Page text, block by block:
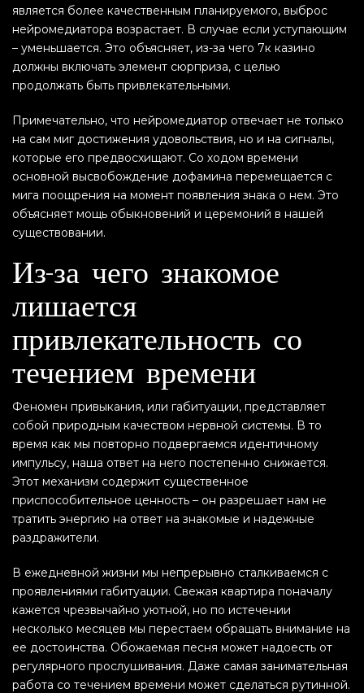
является более качественным планируемого, выброс
нейромедиатора возрастает. В случае если уступающим
– уменьшается. Это объясняет, из-за чего 7к казино
должны включать элемент сюрприза, с целью
продолжать быть привлекательными.
Примечательно, что нейромедиатор отвечает не только
на сам миг достижения удовольствия, но и на сигналы,
которые его предвосхищают. Со ходом времени
основной высвобождение дофамина перемещается с
мига поощрения на момент появления знака о нем. Это
объясняет мощь обыкновений и церемоний в нашей
существовании.
Из-за чего знакомое
лишается
привлекательность со
течением времени
Феномен привыкания, или габитуации, представляет
собой природным качеством нервной системы. В то
время как мы повторно подвергаемся идентичному
импульсу, наша ответ на него постепенно снижается.
Этот механизм содержит существенное
приспособительное ценность – он разрешает нам не
тратить энергию на ответ на знакомые и надежные
раздражители.
В ежедневной жизни мы непрерывно сталкиваемся с
проявлениями габитуации. Свежая квартира поначалу
кажется чрезвычайно уютной, но по истечении
несколько месяцев мы перестаем обращать внимание на
ее достоинства. Обожаемая песня может надоесть от
регулярного прослушивания. Даже самая занимательная
работа со течением времени может сделаться рутинной.